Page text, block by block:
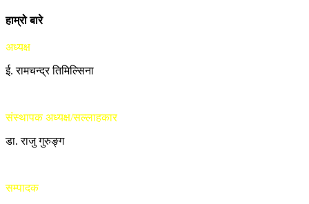
हाम्रो बारे
अध्यक्ष
ई. रामचन्द्र तिमिल्सिना
संस्थापक अध्यक्ष/सल्लाहकार
डा. राजु गुरुङ्ग
सम्पादक